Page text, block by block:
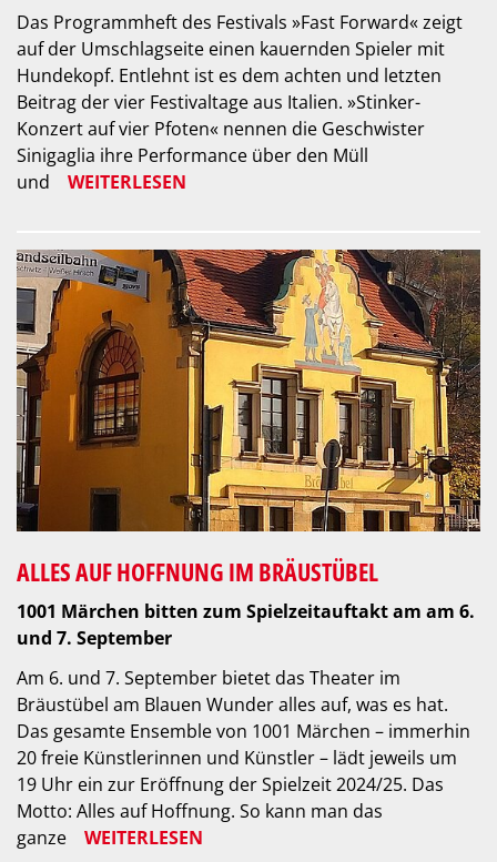
Das Programmheft des Festivals »Fast Forward« zeigt
auf der Umschlagseite einen kauernden Spieler mit
Hundekopf. Entlehnt ist es dem achten und letzten
Beitrag der vier Festivaltage aus Italien. »Stinker-
Konzert auf vier Pfoten« nennen die Geschwister
Sinigaglia ihre Performance über den Müll
und
WEITERLESEN
ALLES AUF HOFFNUNG IM BRÄUSTÜBEL
1001 Märchen bitten zum Spielzeitauftakt am am 6.
und 7. September
Am 6. und 7. September bietet das Theater im
Bräustübel am Blauen Wunder alles auf, was es hat.
Das gesamte Ensemble von 1001 Märchen – immerhin
20 freie Künstlerinnen und Künstler – lädt jeweils um
19 Uhr ein zur Eröffnung der Spielzeit 2024/25. Das
Motto: Alles auf Hoffnung. So kann man das
ganze
WEITERLESEN